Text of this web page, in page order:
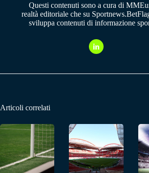
Questi contenuti sono a cura di
realtà editoriale che su
sviluppa contenuti di informazione
Articoli correlati